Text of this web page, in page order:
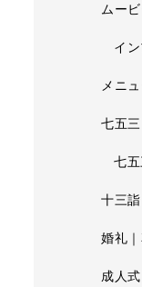
ムー
イ
メニ
七五
七
十三詣
婚礼
成人